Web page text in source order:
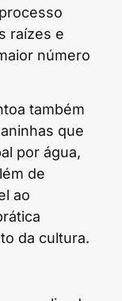
raízes e
número
também
que
por água,
de
ao
da cultura.